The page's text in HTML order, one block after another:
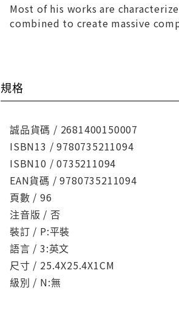
Most of his works are
combined to create massive
規格
誠品貨碼 / 2681400150007
ISBN13 / 9780735211094
ISBN10 / 0735211094
EAN貨碼 / 9780735211094
頁數 / 96
注音版 / 否
裝訂 / P:平裝
語言 / 3:英文
尺寸 / 25.4X25.4X1CM
級別 / N:無